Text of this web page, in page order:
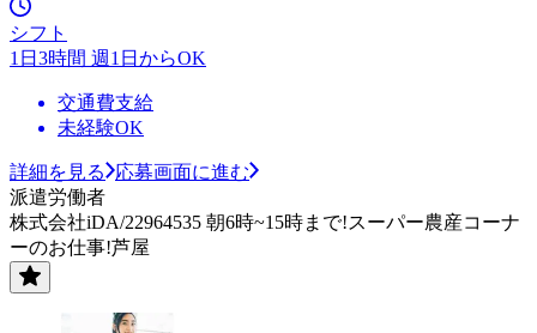
シフト
1日3時間 週1日からOK
交通費支給
未経験OK
詳細を見る
応募画面に進む
派遣労働者
株式会社iDA/22964535 朝6時~15時まで!スーパー農産コーナ
ーのお仕事!芦屋